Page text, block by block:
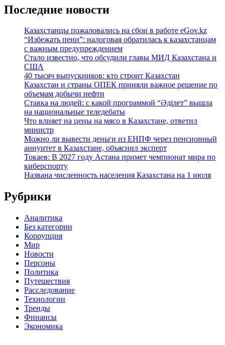
Последние новости
Казахстанцы пожаловались на сбои в работе eGov.kz
“Избежать пени”: налоговая обратилась к казахстанцам
с важным предупреждением
Стало известно, что обсудили главы МИД Казахстана и
США
40 тысяч выпускников: кто строит Казахстан
Казахстан и страны ОПЕК приняли важное решение по
объемам добычи нефти
Ставка на людей: с какой программой “Әділет” вышла
на национальные теледебаты
Что влияет на цены на мясо в Казахстане, ответил
министр
Можно ли вывести деньги из ЕНПФ через пенсионный
аннуитет в Казахстане, объяснил эксперт
Токаев: В 2027 году Астана примет чемпионат мира по
киберспорту
Названа численность населения Казахстана на 1 июля
Рубрики
Аналитика
Без категории
Коррупция
Мир
Новости
Персоны
Политика
Путешествия
Расследование
Технологии
Тренды
Финансы
Экономика